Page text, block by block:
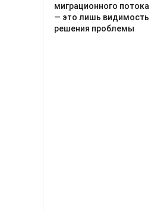
миграционного потока
— это лишь видимость
решения проблемы